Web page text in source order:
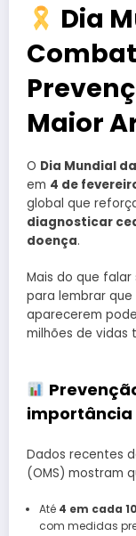
Dia
Maior
O Dia Mundial
em 4 de
global que
diagnosticar
doença.
Mais do que
para lembrar
aparecerem
milhões de vidas
importância
Dados recentes
(OMS) mostram
Até 4 em cada
com medidas